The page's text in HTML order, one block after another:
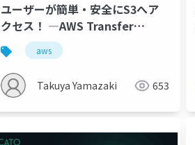
ユーザーが簡単・安全にS3へア
クセス！ ―AWS Transfer
Family web apps―
aws
Takuya Yamazaki 653